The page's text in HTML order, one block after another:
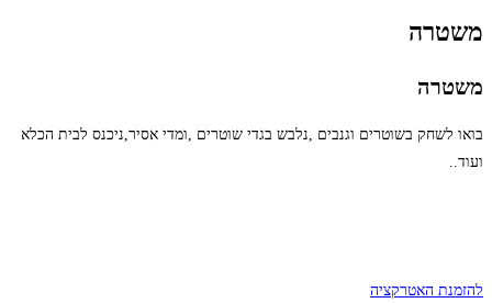
משטרה
משטרה
בואו לשחק בשוטרים וגנבים ,נלבש בגדי שוטרים ,ומדי אסיר,ניכנס לבית הכלא
ועוד..
להזמנת האטרקציה